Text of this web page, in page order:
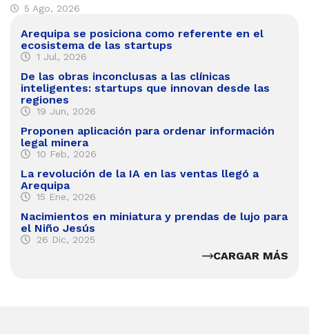
5 Ago, 2026
Arequipa se posiciona como referente en el
ecosistema de las startups
1 Jul, 2026
De las obras inconclusas a las clínicas
inteligentes: startups que innovan desde las
regiones
19 Jun, 2026
Proponen aplicación para ordenar información
legal minera
10 Feb, 2026
La revolución de la IA en las ventas llegó a
Arequipa
15 Ene, 2026
Nacimientos en miniatura y prendas de lujo para
el Niño Jesús
26 Dic, 2025
CARGAR MÁS